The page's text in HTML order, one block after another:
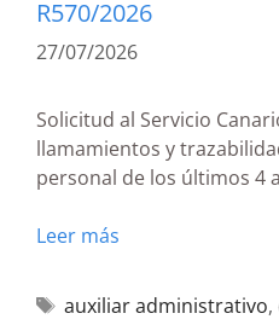
R570/2026
27/07/2026
Solicitud al Servicio
llamamientos y
personal de los últimos 4
Leer más
auxiliar administrativo,